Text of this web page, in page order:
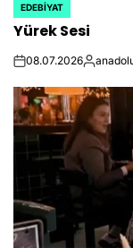
POSTED
IN
EDEBIYAT
Yürek Sesi
on08.07.2026Posted